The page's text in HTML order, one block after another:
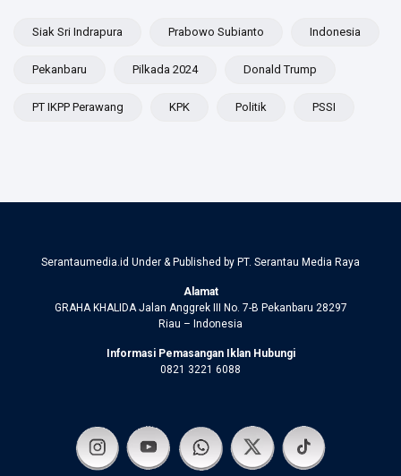
Siak Sri Indrapura Prabowo Subianto Indonesia
Pekanbaru Pilkada 2024 Donald Trump
PT IKPP Perawang KPK Politik PSSI
Serantaumedia.id Under & Published by PT. Serantau Media Raya
Alamat
GRAHA KHALIDA Jalan Anggrek III No. 7-B Pekanbaru 28297
Riau – Indonesia
Informasi Pemasangan Iklan Hubungi
0821 3221 6088